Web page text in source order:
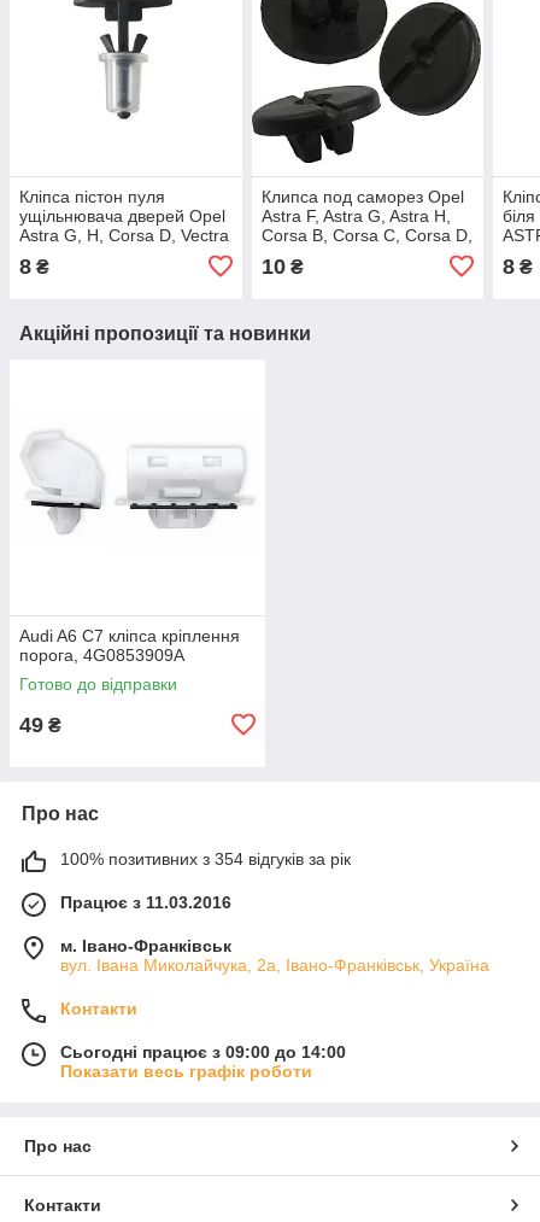
Кліпса пістон пуля
ущільнювача дверей Opel
Astra G, H, Corsa D, Vectra
8 ₴
Клипса под саморез Opel
Astra F, Astra G, Astra H,
Corsa B, Corsa C, Corsa D,
(OEM:90506890)
10₴ 8 ₴
Акційні пропозиції та новинки
Audi A6 C7 кліпса кріплення
порога, 4G0853909A
Готово до відправки
49 ₴
Про нас
100% позитивних з 354 відгуків за рік
Працює з 11.03.2016
м. Івано-Франківськ
вул. Івана Миколайчука, 2а, Івано-Франківськ, Україна
Контакти
Сьогодні працює з 09:00 до 14:00
Показати весь графік роботи
Про нас
Контакти